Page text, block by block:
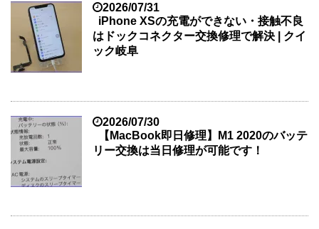
2026/07/31
iPhone XSの充電ができない・接触不良
はドックコネクター交換修理で解決 | クイ
ック岐阜
2026/07/30
【MacBook即日修理】M1 2020のバッテ
リー交換は当日修理が可能です！